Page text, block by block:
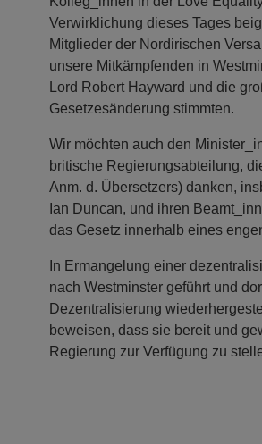
Verwirklichung dieses Tages
Mitglieder der Nordirischen
unsere Mitkämpfenden in
Lord Robert Hayward und die
Gesetzesänderung stimmten.
Wir möchten auch den
britische Regierungsabteilung,
Anm. d. Übersetzers) danken,
Ian Duncan, und ihren
das Gesetz innerhalb eines
In Ermangelung einer
nach Westminster geführt und
Dezentralisierung
beweisen, dass sie bereit und
Regierung zur Verfügung zu